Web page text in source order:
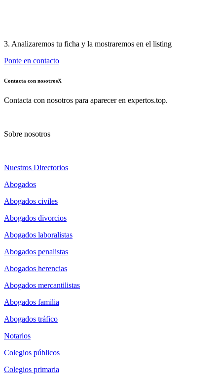
3. Analizaremos tu ficha y la mostraremos en el listing
Ponte en contacto
Contacta con nosotrosX
Contacta con nosotros para aparecer en expertos.top.
Sobre nosotros
Nuestros Directorios
Abogados
Abogados civiles
Abogados divorcios
Abogados laboralistas
Abogados penalistas
Abogados herencias
Abogados mercantilistas
Abogados familia
Abogados tráfico
Notarios
Colegios públicos
Colegios primaria